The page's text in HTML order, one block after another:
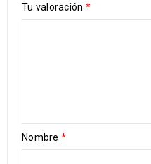
Tu valoración *
Nombre *